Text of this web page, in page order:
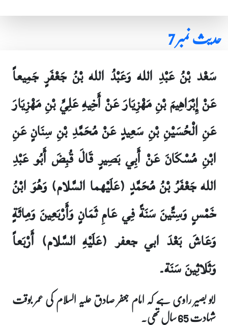
حدیث نمبر 7
سَعْد بْنُ عَبْدِ الله وَعَبْدُ الله بْنُ جَعْفَرٍ جَمِيعاً
عَنْ إِبْرَاهِيمَ بْنِ مَهْزِيَارَ عَنْ أَخِيهِ عَلِيِّ بْنِ مَهْزِيَارَ
عَنِ الْحُسَيْنِ بْنِ سَعِيدٍ عَنْ مُحَمَّدِ بْنِ سِنَانٍ عَنِ
ابْنِ مُسْكَانَ عَنْ أَبِي بَصِيرٍ قَالَ قُبِضَ أَبُو عَبْدِ
الله جَعْفَرُ بْنُ مُحَمَّدٍ (عَلَيْهما السَّلام) وَهُوَ ابْنُ
خَمْسٍ وَسِتِّينَ سَنَةً فِي عَامِ ثَمَانٍ وَأَرْبَعِينَ وَمِائَةٍ
وَعَاشَ بَعْدَ ابي جعفر (عَلَيْهِ السَّلام) أَرْبَعاً
وَثَلاثِينَ سَنَة۔
ابو بصیر راوی ہے کہ امام جعفر صادق علیہ السلام کی عمر بوقت
شہادت 65 سال تھی۔